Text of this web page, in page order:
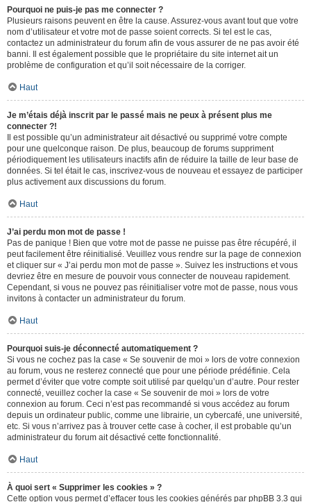
Pourquoi ne puis-je pas me connecter ?
Plusieurs raisons peuvent en être la cause. Assurez-vous avant tout que votre
nom d’utilisateur et votre mot de passe soient corrects. Si tel est le cas,
contactez un administrateur du forum afin de vous assurer de ne pas avoir été
banni. Il est également possible que le propriétaire du site internet ait un
problème de configuration et qu’il soit nécessaire de la corriger.
Haut
Je m’étais déjà inscrit par le passé mais ne peux à présent plus me
connecter ?!
Il est possible qu’un administrateur ait désactivé ou supprimé votre compte
pour une quelconque raison. De plus, beaucoup de forums suppriment
périodiquement les utilisateurs inactifs afin de réduire la taille de leur base de
données. Si tel était le cas, inscrivez-vous de nouveau et essayez de participer
plus activement aux discussions du forum.
Haut
J’ai perdu mon mot de passe !
Pas de panique ! Bien que votre mot de passe ne puisse pas être récupéré, il
peut facilement être réinitialisé. Veuillez vous rendre sur la page de connexion
et cliquer sur « J’ai perdu mon mot de passe ». Suivez les instructions et vous
devriez être en mesure de pouvoir vous connecter de nouveau rapidement.
Cependant, si vous ne pouvez pas réinitialiser votre mot de passe, nous vous
invitons à contacter un administrateur du forum.
Haut
Pourquoi suis-je déconnecté automatiquement ?
Si vous ne cochez pas la case « Se souvenir de moi » lors de votre connexion
au forum, vous ne resterez connecté que pour une période prédéfinie. Cela
permet d’éviter que votre compte soit utilisé par quelqu’un d’autre. Pour rester
connecté, veuillez cocher la case « Se souvenir de moi » lors de votre
connexion au forum. Ceci n’est pas recommandé si vous accédez au forum
depuis un ordinateur public, comme une librairie, un cybercafé, une université,
etc. Si vous n’arrivez pas à trouver cette case à cocher, il est probable qu’un
administrateur du forum ait désactivé cette fonctionnalité.
Haut
À quoi sert « Supprimer les cookies » ?
Cette option vous permet d’effacer tous les cookies générés par phpBB 3.3 qui